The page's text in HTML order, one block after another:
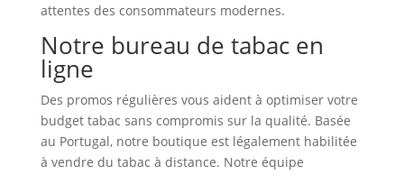
attentes des consommateurs modernes.
Notre bureau de tabac en
ligne
Des promos régulières vous aident à optimiser votre
budget tabac sans compromis sur la qualité. Basée
au Portugal, notre boutique est légalement habilitée
à vendre du tabac à distance. Notre équipe